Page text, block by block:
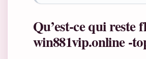
Qu’est-ce qui reste
win881vip.online -